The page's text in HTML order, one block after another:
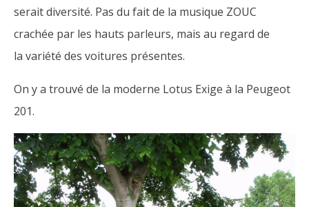
serait diversité. Pas du fait de la musique ZOUC
crachée par les hauts parleurs, mais au regard de
la variété des voitures présentes.
On y a trouvé de la moderne Lotus Exige à la Peugeot
201.